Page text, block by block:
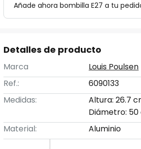
Añade ahora bombilla E27 a tu
Detalles de producto
Marca
Louis Poulsen
Ref.:
6090133
Medidas:
Altura: 26.7
Diámetro:
Material:
Aluminio